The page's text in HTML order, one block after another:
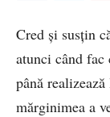
Cred și susțin
atunci când fac
până
mărginimea a